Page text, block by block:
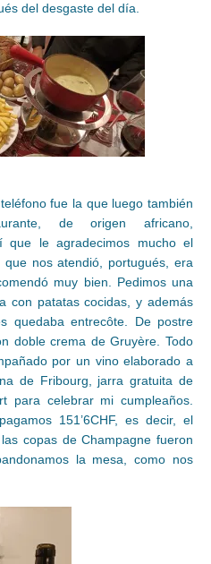
del desgaste del día.
fue la que luego también
de origen africano,
que le agradecimos mucho el
nos atendió, portugués, era
muy bien. Pedimos una
con patatas cocidas, y además
quedaba entrecôte. De postre
doble crema de Gruyère. Todo
por un vino elaborado a
de Fribourg, jarra gratuita de
para celebrar mi cumpleaños.
151’6CHF, es decir, el
copas de Champagne fueron
la mesa, como nos